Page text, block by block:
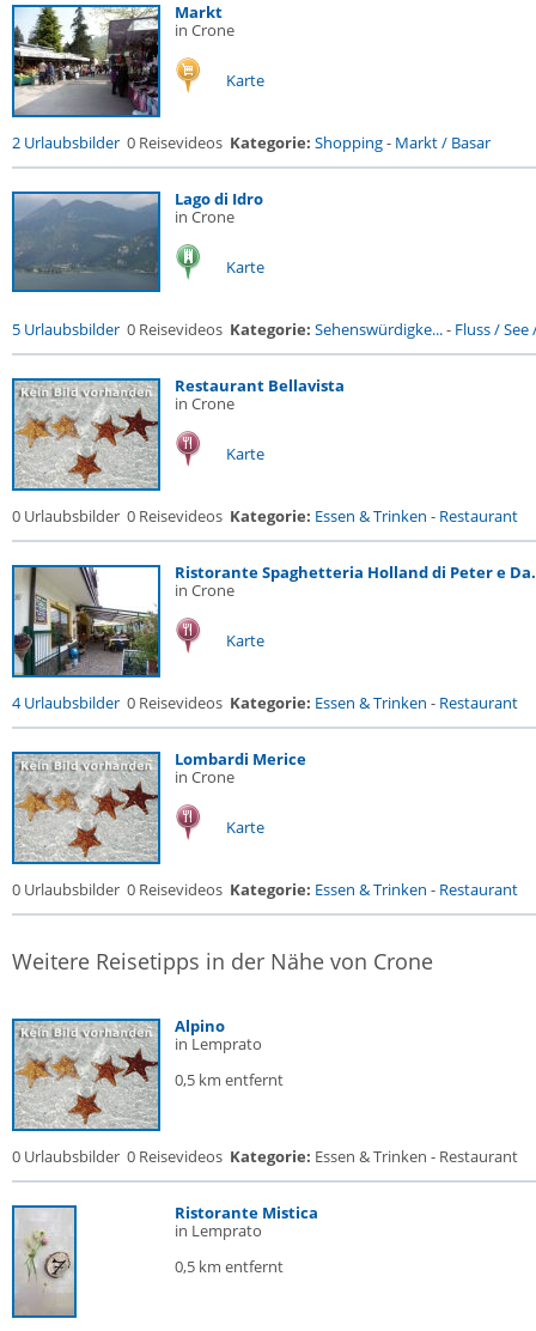
Markt
in Crone
Karte
2 Urlaubsbilder 0 Reisevideos Kategorie: Shopping- Markt / Basar
Lago di Idro
in Crone
Karte
5 Urlaubsbilder 0 Reisevideos Kategorie: Sehenswürdigke...- Fluss / See
Restaurant Bellavista
in Crone
Karte
0 Urlaubsbilder 0 Reisevideos Kategorie: Essen & Trinken - Restaurant
Ristorante Spaghetteria Holland di Peter e
in Crone
Karte
4 Urlaubsbilder 0 Reisevideos Kategorie: Essen & Trinken - Restaurant
Lombardi Merice
in Crone
Karte
0 Urlaubsbilder 0 Reisevideos Kategorie: Essen & Trinken - Restaurant
Weitere Reisetipps in der Nähe von Crone
Alpino
in Lemprato
0,5 km entfernt
0 Urlaubsbilder 0 Reisevideos Kategorie: Essen & Trinken - Restaurant
Ristorante Mistica
in Lemprato
0,5 km entfernt